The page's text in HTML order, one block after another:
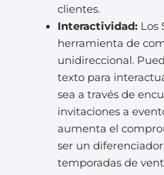
clientes.
Interactividad:Los
herramienta de
unidireccional.
texto para
sea a través de
invitaciones a
aumenta el
ser un
temporadas de